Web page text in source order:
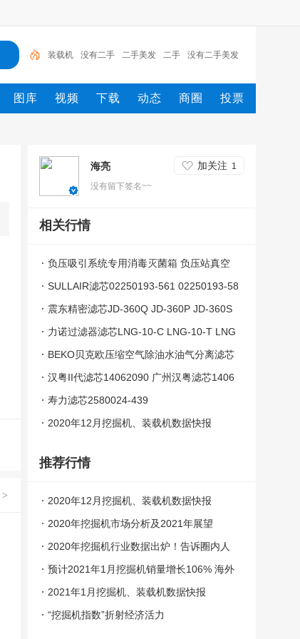
装载机 没有二手 二手美发 二手 没有二手美发
挖掘机 美发 滤芯 有二手美发 有没有二手美发
图库 视频 下载 动态 商圈 投票
>
海亮 加关注 1
没有留下签名~~
相关行情
负压吸引系统专用消毒灭菌箱 负压站真空
系统排气灭菌器
SULLAIR滤芯02250193-561 02250193-58
3
震东精密滤芯JD-360Q JD-360P JD-360S
JD-360C
力诺过滤器滤芯LNG-10-C LNG-10-T LNG
-10-A LNG-10-H
BEKO贝克欧压缩空气除油水油气分离滤芯
04A 04C 04F 04G 04S 04N
汉粤II代滤芯14062090 广州汉粤滤芯1406
2090
寿力滤芯2580024-439
2020年12月挖掘机、装载机数据快报
推荐行情
2020年12月挖掘机、装载机数据快报
2020年挖掘机市场分析及2021年展望
2020年挖掘机行业数据出炉！告诉圈内人
这些“小秘密”
预计2021年1月挖掘机销量增长106% 海外
增长空间大
2021年1月挖掘机、装载机数据快报
“挖掘机指数”折射经济活力